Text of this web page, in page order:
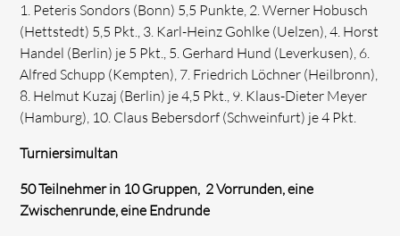
1. Peteris Sondors (Bonn) 5,5 Punkte, 2. Werner Hobusch
(Hettstedt) 5,5 Pkt., 3. Karl-Heinz Gohlke (Uelzen), 4. Horst
Handel (Berlin) je 5 Pkt., 5. Gerhard Hund (Leverkusen), 6.
Alfred Schupp (Kempten), 7. Friedrich Löchner (Heilbronn),
8. Helmut Kuzaj (Berlin) je 4,5 Pkt., 9. Klaus-Dieter Meyer
(Hamburg), 10. Claus Bebersdorf (Schweinfurt) je 4 Pkt.
Turniersimultan
50 Teilnehmer in 10 Gruppen, 2 Vorrunden, eine
Zwischenrunde, eine Endrunde